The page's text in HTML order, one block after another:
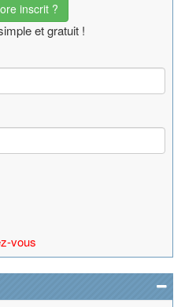
inscrit ?
et gratuit !
vous